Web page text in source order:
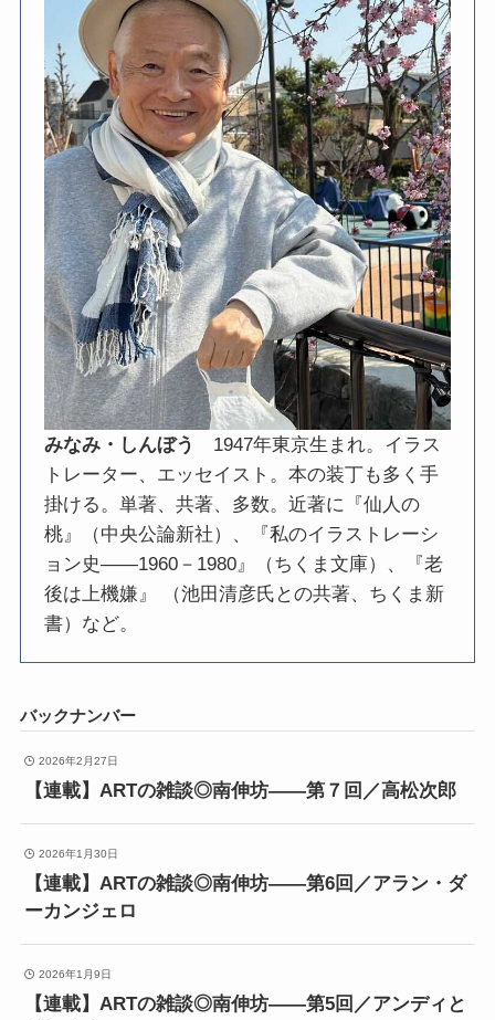
みなみ・しんぼう
1947年東京生まれ。イラス
トレーター、エッセイスト。本の装丁も多く手
掛ける。単著、共著、多数。近著に『仙人の
桃』（中央公論新社）、『私のイラストレーシ
ョン史――1960－1980』（ちくま文庫）、『老
後は上機嫌』 （池田清彦氏との共著、ちくま新
書）など。
バックナンバー
2026年2月27日
【連載】ARTの雑談◎南伸坊——第７回／高松次郎
2026年1月30日
【連載】ARTの雑談◎南伸坊——第6回／アラン・ダ
ーカンジェロ
2026年1月9日
【連載】ARTの雑談◎南伸坊——第5回／アンディと